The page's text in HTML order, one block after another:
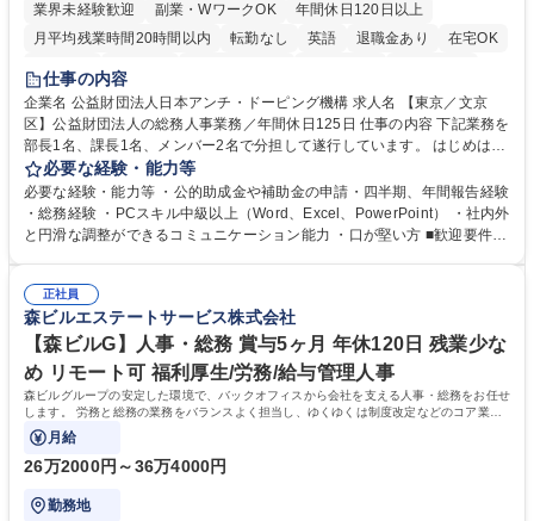
業界未経験歓迎
副業・WワークOK
年間休日120日以上
月平均残業時間20時間以内
転勤なし 英語 退職金あり
在宅OK
賞与あり
育休あり
食事補助あり
仕事の内容
企業名 公益財団法人日本アンチ・ドーピング機構 求人名 【東京／文京
区】公益財団法人の総務人事業務／年間休日125日 仕事の内容 下記業務を
部長1名、課長1名、メンバー2名で分担して遂行しています。 はじめは担
当者として業務を覚えていただき、ゆくゆくはリーダーやマネージャーポ
ジションとして活躍いただくことを期待しています。 【総務・人事グルー
プの業務内容】 ・人事制度関連 ・採用活動 ・教育研修の企画、実行 ・勤
怠管理 ・官公庁への各種提出 ・法定の会議運営（評議員会、理事会） ・
管理 ・福利厚生関連 ・職員からの問合せ、相談対応 ・その他日常の総務
業務全般 募集職種 【東京／文京区】公益財団法人の総務人事業務／年間
休日125日
必要な経験・能力等
必要な経験・能力等 ・公的助成金や補助金の申請・四半期、年間報告経験
・総務経験 ・PCスキル中級以上（Word、Excel、PowerPoint） ・社内外
と円滑な調整ができるコミュニケーション能力 ・口が堅い方 ■歓迎要件
正社員
森ビルエステートサービス株式会社
【森ビルG】人事・総務 賞与5ヶ月 年休120日 残業少な
め リモート可 福利厚生/労務/給与管理人事
森ビルグループの安定した環境で、バックオフィスから会社を支える人事・総務をお任せ
します。 労務と総務の業務をバランスよく担当し、ゆくゆくは制度改定などのコア業務
にも挑戦できる、やりがいある環境です。
月給
26万2000円～36万4000円
勤務地